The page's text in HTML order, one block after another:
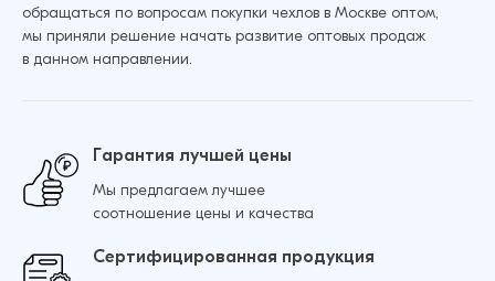
Чехол для iPhone 15 Перо пластик+силикон
(Перламутровый)
Добавить в корзину
обращаться по вопросам покупки чехлов в Москве оптом,
мы приняли решение начать развитие оптовых продаж
в данном направлении.
Гарантия лучшей цены
Мы предлагаем лучшее
соотношение цены и качества
Сертифицированная продукция